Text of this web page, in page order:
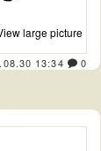
large picture
13:34 0